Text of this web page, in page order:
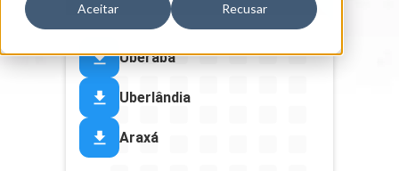
Aceitar Recusar
Uberaba
Uberlândia
Araxá